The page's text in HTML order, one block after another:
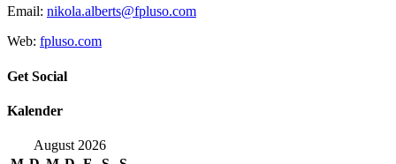
Email: nikola.alberts@fpluso.com
Web: fpluso.com
Get Social
Kalender
August 2026